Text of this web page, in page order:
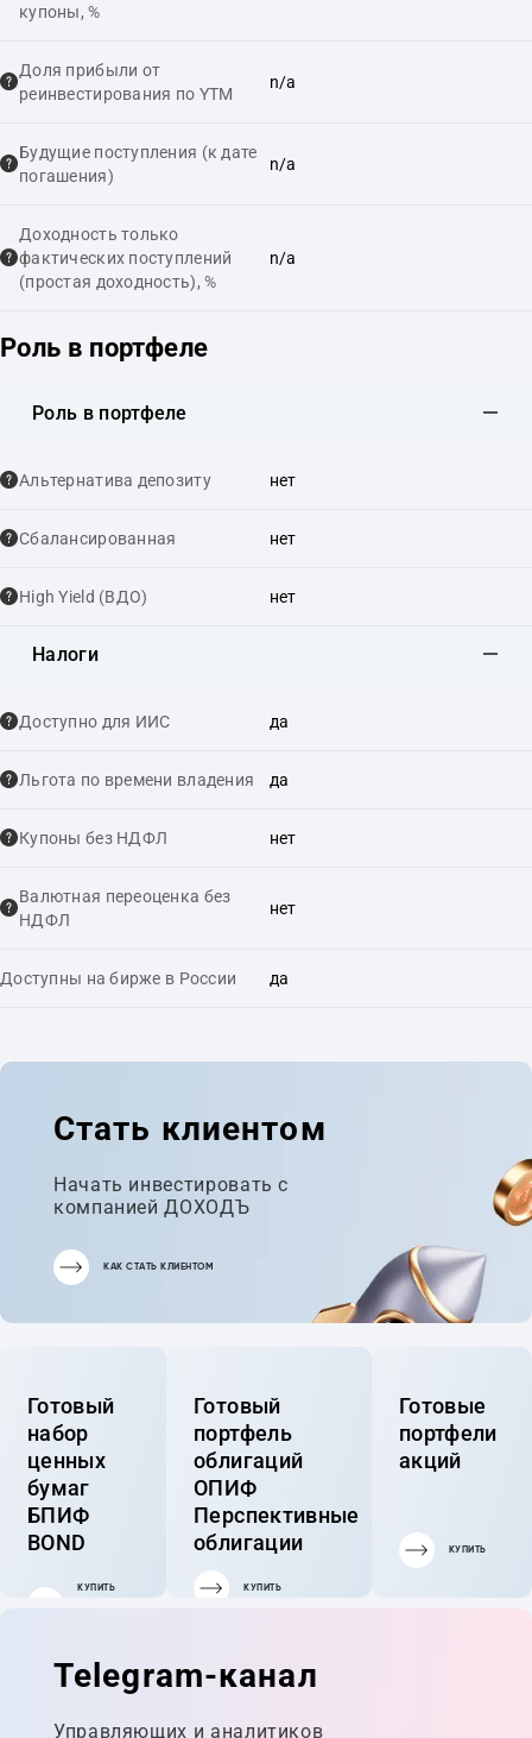
купоны, %
Доля прибыли от
реинвестирования по YTM
n/a
Будущие поступления (к дате
погашения)
n/a
Доходность только
фактических поступлений
(простая доходность), %
n/a
Роль в портфеле
Роль в портфеле
Альтернатива депозиту нет
Сбалансированная нет
High Yield (ВДО) нет
Налоги
Доступно для ИИС да
Льгота по времени владения да
Купоны без НДФЛ нет
Валютная переоценка без
НДФЛ
нет
Доступны на бирже в России да
Стать клиентом
Начать инвестировать с
компанией ДОХОДЪ
КАК СТАТЬ КЛИЕНТОМ
Готовый
набор
ценных
бумаг
БПИФ
BOND
КУПИТЬ
Готовый
портфель
облигаций
ОПИФ
Перспективные
облигации
КУПИТЬ
Готовые
портфели
акций
КУПИТЬ
Telegram-канал
Управляющих и аналитиков